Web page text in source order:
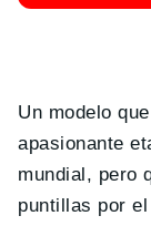
Un modelo que
apasionante
mundial, pero
puntillas por